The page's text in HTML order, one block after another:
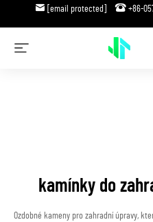
[email protected] +86-
kamínky do
Ozdobné kameny pro zahradní úpravy,